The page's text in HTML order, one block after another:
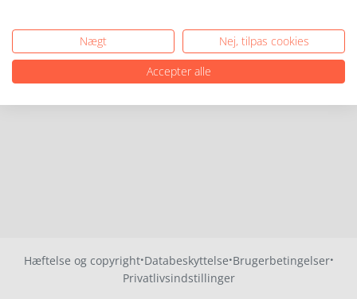
Hæftelse og copyright·Databeskyttelse·Brugerbetingelser·
Privatlivsindstillinger
Nægt
Nej, tilpas cookies
Accepter alle